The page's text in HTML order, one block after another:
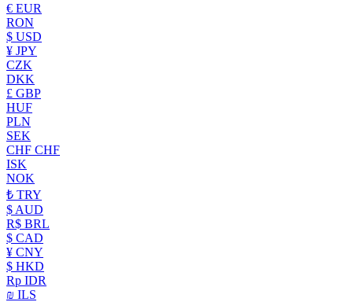
€ EUR
RON
$ USD
¥ JPY
CZK
DKK
£ GBP
HUF
PLN
SEK
CHF CHF
ISK
NOK
₺ TRY
$ AUD
R$ BRL
$ CAD
¥ CNY
$ HKD
Rp IDR
₪ ILS